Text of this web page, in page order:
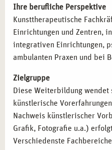
Praxisausbildungin Berlin zu
Teil dercampus naturalis-
sich zu einer kreativen
Therapeuten, der mit
tiefgreifende
Ihre berufliche Perspektive
Kunsttherapeutische
Einrichtungen und Zentren,
integrativen Einrichtungen,
ambulanten Praxen und bei
Zielgruppe
Diese Weiterbildung wendet
künstlerische
Nachweis künstlerischer
Grafik, Fotografie u.a.)
Verschiedenste